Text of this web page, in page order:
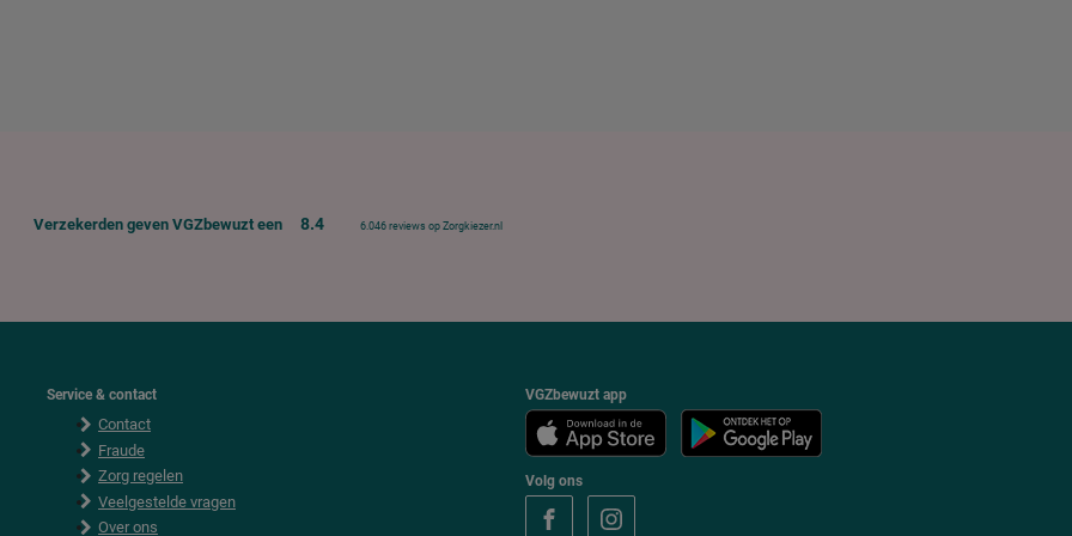
Verzekerden geven VGZbewuzt een 8.4 6.046 reviews op Zorgkiezer.nl
Service & contact
Contact
Fraude
Zorg regelen
Veelgestelde vragen
Over ons
VGZbewuzt app
Volg ons